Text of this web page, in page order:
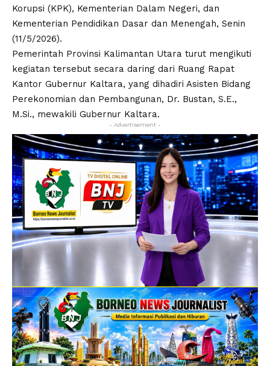
Korupsi (KPK), Kementerian Dalam Negeri, dan
Kementerian Pendidikan Dasar dan Menengah, Senin
(11/5/2026).
Pemerintah Provinsi Kalimantan Utara turut mengikuti
kegiatan tersebut secara daring dari Ruang Rapat
Kantor Gubernur Kaltara, yang dihadiri Asisten Bidang
Perekonomian dan Pembangunan, Dr. Bustan, S.E.,
M.Si., mewakili Gubernur Kaltara.
- Advertisement -